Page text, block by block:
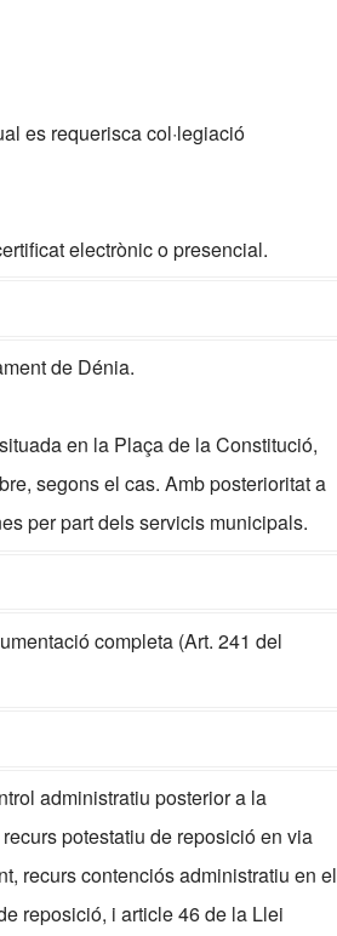
requerisca col·legiació
electrònic o presencial.
de Dénia.
en la Plaça de la Constitució,
segons el cas. Amb posterioritat a
per part dels servicis municipals.
completa (Art. 241 del
administratiu posterior a la
potestatiu de reposició en via
recurs contenciós administratiu en el
reposició, i article 46 de la Llei